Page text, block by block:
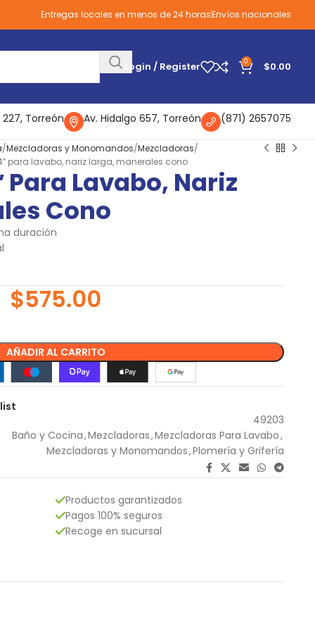
Entregas locales en menos de 24 horasEnvíos nacionales
Login / Register 0 $0.00
Torreón Av. Hidalgo 657, Torreón (871) 2657075
Mezcladoras y Monomandos Mezcladoras
para lavabo, nariz larga, manerales cono
Lavabo, Nariz
Cono
duración
$575.00
AÑADIR AL CARRITO
49203
Baño y Cocina,Mezcladoras,Mezcladoras Para Lavabo,
Mezcladoras y Monomandos,Plomería y Grifería
Productos garantizados
Pagos 100% seguros
Recoge en sucursal